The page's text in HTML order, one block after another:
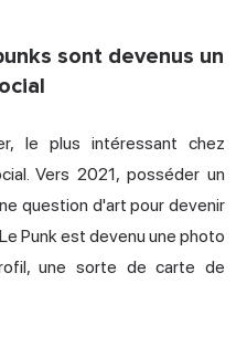
sont devenus un
le plus intéressant chez
Vers 2021, posséder un
question d'art pour devenir
Punk est devenu une photo
une sorte de carte de